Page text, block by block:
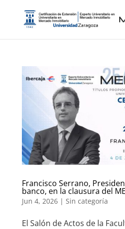
Francisco Serrano,
banco, en la clausura del
Jun 4, 2026| Sin categoría
El Salón de Actos de la